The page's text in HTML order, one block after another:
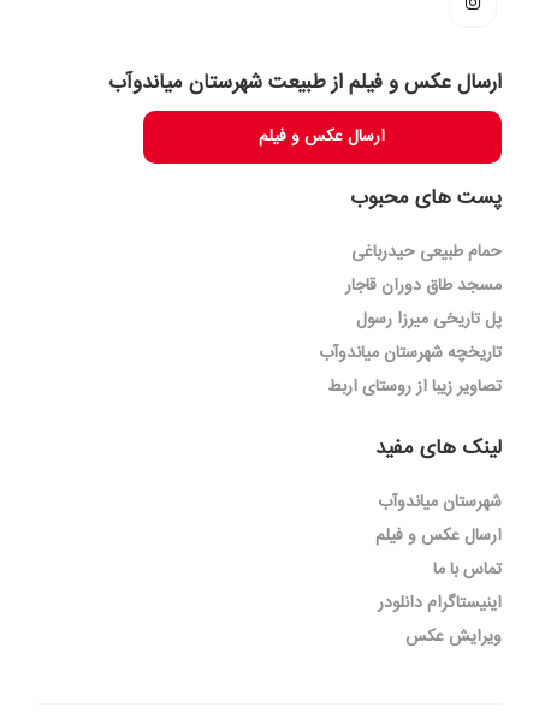
ارسال عکس و فیلم از طبیعت شهرستان میاندوآب
ارسال عکس و فیلم
پست های محبوب
حمام طبیعی حیدرباغی
مسجد طاق دوران قاجار
پل تاریخی میرزا رسول
تاریخچه شهرستان میاندوآب
تصاویر زیبا از روستای اربط
لینک های مفید
شهرستان میاندوآب
ارسال عکس و فیلم
تماس با ما
اینیستاگرام دانلودر
ویرایش عکس